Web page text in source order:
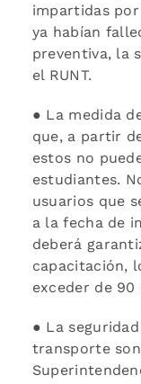
impartidas
ya habían
preventiva, la
el RUNT.
● La medida
que, a partir
estos no
estudiantes.
usuarios que
a la fecha de
deberá
capacitación,
exceder de 90
● La
transporte